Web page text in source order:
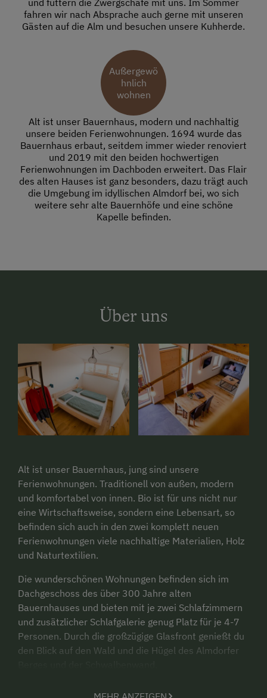
und füttern die Zwergschafe mit uns. Im Sommer
fahren wir nach Absprache auch gerne mit unseren
Gästen auf die Alm und besuchen unsere Kuhherde.
Außergewö
hnlich
wohnen
Alt ist unser Bauernhaus, modern und nachhaltig
unsere beiden Ferienwohnungen. 1694 wurde das
Bauernhaus erbaut, seitdem immer wieder renoviert
und 2019 mit den beiden hochwertigen
Ferienwohnungen im Dachboden erweitert. Das Flair
des alten Hauses ist ganz besonders, dazu trägt auch
die Umgebung im idyllischen Almdorf bei, wo sich
weitere sehr alte Bauernhöfe und eine schöne
Kapelle befinden.
Über uns
Alt ist unser Bauernhaus, jung sind unsere
Ferienwohnungen. Traditionell von außen, modern
und komfortabel von innen. Bio ist für uns nicht nur
eine Wirtschaftsweise, sondern eine Lebensart, so
befinden sich auch in den zwei komplett neuen
Ferienwohnungen viele nachhaltige Materialien, Holz
und Naturtextilien.
Die wunderschönen Wohnungen befinden sich im
Dachgeschoss des über 300 Jahre alten
Bauernhauses und bieten mit je zwei Schlafzimmern
und zusätzlicher Schlafgalerie genug Platz für je 4-7
Personen. Durch die großzügige Glasfront genießt du
den Blick auf den Wald und die Hügel des Almdorfer